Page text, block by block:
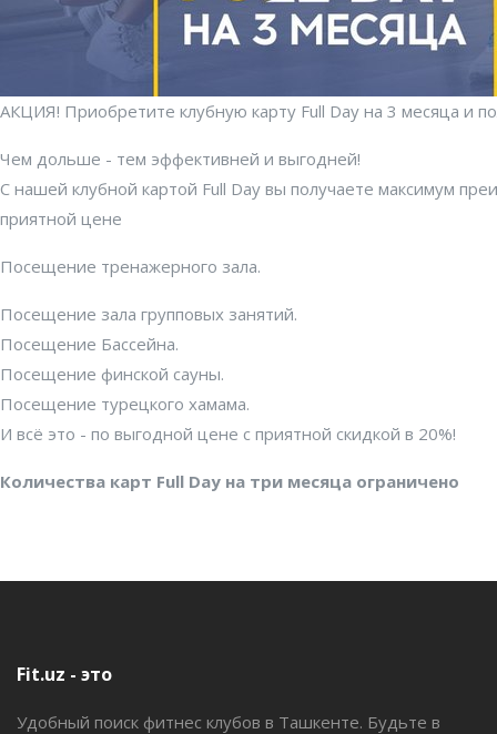
АКЦИЯ! Приобретите клубную карту Full Day на 3 месяца и
Чем дольше - тем эффективней и выгодней!
С нашей клубной картой Full Day вы получаете максимум
приятной цене
Посещение тренажерного зала.
Посещение зала групповых занятий.
Посещение Бассейна.
Посещение финской сауны.
Посещение турецкого хамама.
И всё это - по выгодной цене с приятной скидкой в 20%!
Количества карт Full Day на три месяца ограничено
Fit.uz - это
Удобный поиск фитнес клубов в Ташкенте. Будьте в